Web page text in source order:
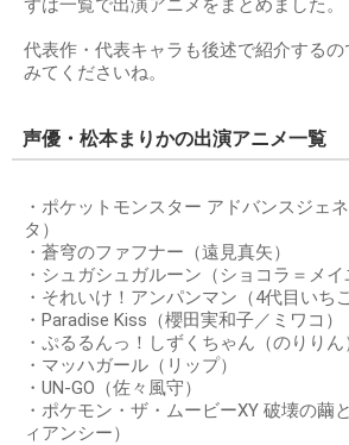
ずは一覧で出演アニメをまとめました。
代表作・代表キャラも後述で紹介する
みてくださいね。
声優・松本まりかの出演アニメ一覧
・ポケットモンスター アドバンスジェ
タ）
・蒼穹のファフナー（遠見真矢）
・シュガシュガルーン（ショコラ＝メイ
・それいけ！アンパンマン（4代目いち
・Paradise Kiss（櫻田実和子／ミワコ）
・ぷるるんっ！しずくちゃん（のりりん
・マッハガール（リップ）
・UN-GO（佐々風守）
・ポケモン・ザ・ムービーXY 破壊の繭
ィアンシー）